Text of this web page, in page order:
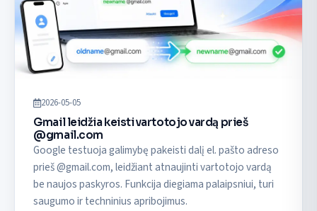
2026-05-05
Gmail leidžia keisti vartotojo vardą prieš
@gmail.com
Google testuoja galimybę pakeisti dalį el. pašto adreso
prieš @gmail.com, leidžiant atnaujinti vartotojo vardą
be naujos paskyros. Funkcija diegiama palaipsniui, turi
saugumo ir techninius apribojimus.